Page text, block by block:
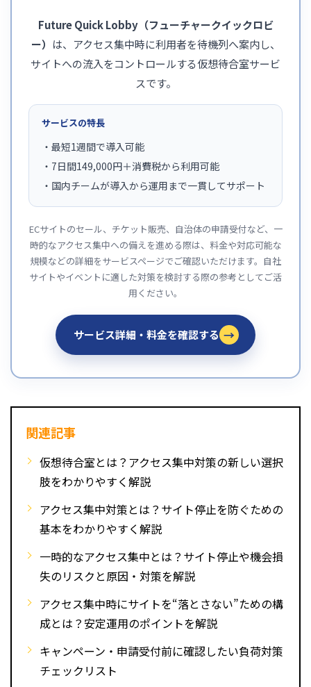
Future Quick Lobby（フューチャークイックロビ
ー） は、アクセス集中時に利用者を待機列へ案内し、
サイトへの流入をコントロールする仮想待合室サービ
スです。
サービスの特長
・最短1週間で導入可能
・7日間149,000円＋消費税から利用可能
・国内チームが導入から運用まで一貫してサポート
ECサイトのセール、チケット販売、自治体の申請受付など、一
時的なアクセス集中への備えを進める際は、料金や対応可能な
規模などの詳細をサービスページでご確認いただけます。自社
サイトやイベントに適した対策を検討する際の参考としてご活
用ください。
サービス詳細・料金を確認する →
関連記事
仮想待合室とは？アクセス集中対策の新しい選択
肢をわかりやすく解説
アクセス集中対策とは？サイト停止を防ぐための
基本をわかりやすく解説
一時的なアクセス集中とは？サイト停止や機会損
失のリスクと原因・対策を解説
アクセス集中時にサイトを“落とさない”ための構
成とは？安定運用のポイントを解説
キャンペーン・申請受付前に確認したい負荷対策
チェックリスト